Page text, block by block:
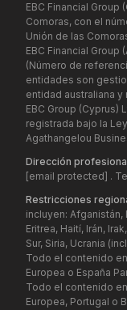
EBC Financial
Comoras, con el
Unión de las
EBC Financial
(Número de
entidades son
entidad australiana
EBC Group
registrada bajo la
Agathangelou
Dirección
[email protected] .
Restricciones
incluyen: Afganistán,
Eritrea, Haití, Irán,
Sur, Siria, Ucrania
Todo el contenido
Europea o España
Todo el contenido
Europea, Portugal o